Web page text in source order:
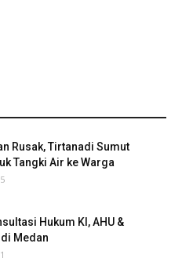
Rusak, Tirtanadi Sumut
Tangki Air ke Warga
Hukum KI, AHU &
Medan